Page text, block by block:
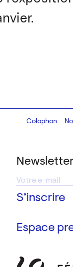
Newsletter
Espace
Colophon
Design: